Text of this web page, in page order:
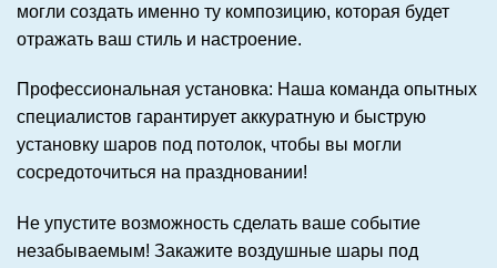
могли создать именно ту композицию, которая будет
отражать ваш стиль и настроение.
Профессиональная установка: Наша команда опытных
специалистов гарантирует аккуратную и быструю
установку шаров под потолок, чтобы вы могли
сосредоточиться на праздновании!
Не упустите возможность сделать ваше событие
незабываемым! Закажите воздушные шары под